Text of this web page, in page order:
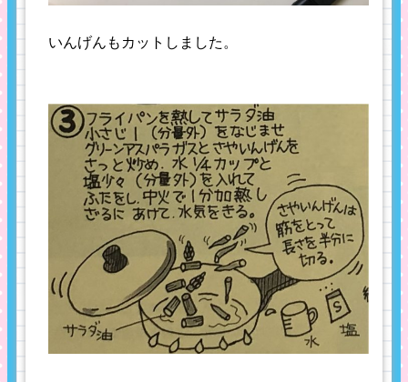
いんげんもカットしました。